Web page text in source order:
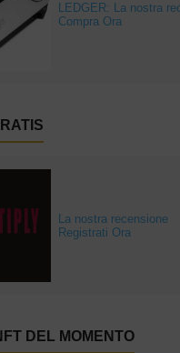
LEDGER: La nostra
Compra Ora
La nostra recensione
Registrati Ora
DEL MOMENTO